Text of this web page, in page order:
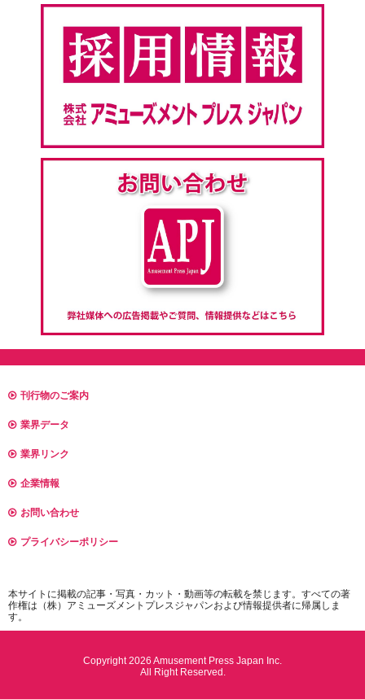
刊行物のご案内
業界データ
業界リンク
企業情報
お問い合わせ
プライバシーポリシー
本サイトに掲載の記事・写真・カット・動画等の転載を禁じます。すべての著
作権は（株）アミューズメントプレスジャパンおよび情報提供者に帰属しま
す。
Copyright 2026 Amusement Press Japan Inc.
All Right Reserved.